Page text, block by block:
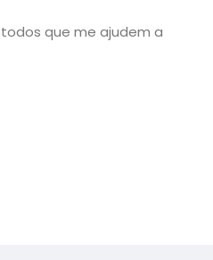
que me ajudem a